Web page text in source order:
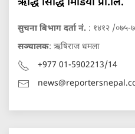
ऋद्धि सिद्धि मिडिया प्रा.लि.
सुचना बिभाग दर्ता नं. : १४१२ /०७५-
सञ्चालक: ऋषिराज धमला
+977 01-5902213/14